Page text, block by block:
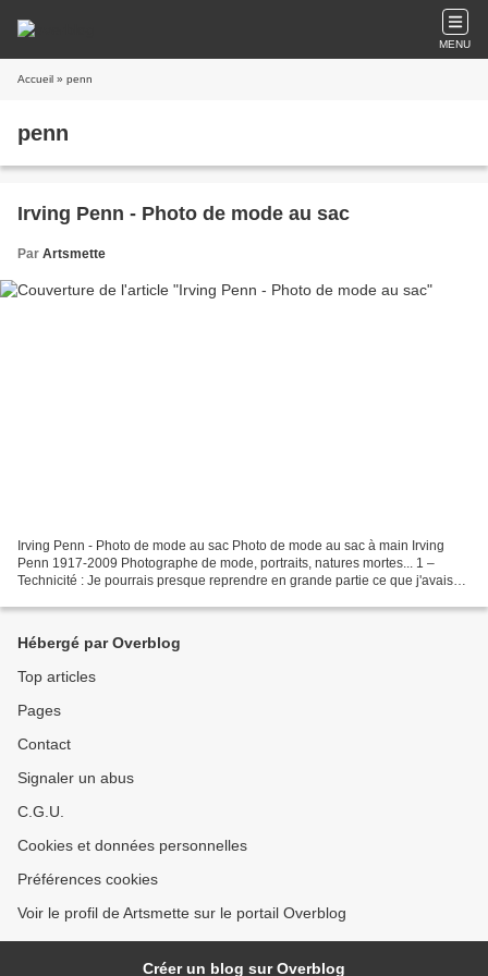
MENU
Accueil » penn
penn
Irving Penn - Photo de mode au sac
Par Artsmette
Irving Penn - Photo de mode au sac Photo de mode au sac à main Irving
Penn 1917-2009 Photographe de mode, portraits, natures mortes... 1 –
Technicité : Je pourrais presque reprendre en grande partie ce que j'avais
Hébergé par Overblog
Top articles
Pages
Contact
Signaler un abus
C.G.U.
Cookies et données personnelles
Préférences cookies
Voir le profil de Artsmette sur le portail Overblog
Créer un blog sur Overblog